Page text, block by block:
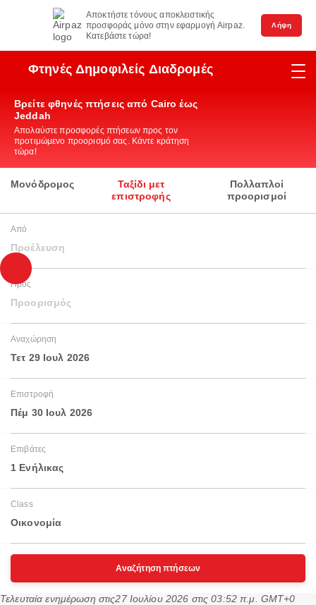
Αποκτήστε τόνους αποκλειστικής
προσφοράς μόνο στην εφαρμογή Airpaz.
Κατεβάστε τώρα!
Λήψη
Φτηνές Δημοφιλείς Διαδρομές
Βρείτε φθηνές πτήσεις από Cairo έως
Jeddah
Απολαύστε προσφορές πτήσεων προς τον
προτιμώμενο προορισμό σας. Κάντε κράτηση
τώρα!
Μονόδρομος
Ταξίδι μετ
επιστροφής
Πολλαπλοί
προορισμοί
Από
Προέλευση
Προς
Προορισμός
Αναχώρηση
Τετ 29 Ιουλ 2026
Επιστροφή
Πέμ 30 Ιουλ 2026
Επιβάτες
1 Ενήλικας
Class
Οικονομία
Αναζήτηση πτήσεων
Τελευταία ενημέρωση στις27 Ιουλίου 2026 στις 03:52 π.μ. GMT+0